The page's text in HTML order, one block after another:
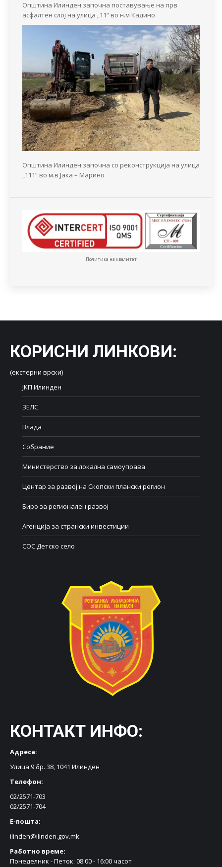
Општина Илинден започна поставување на прв
асфалтен слој на улица „11“ во н.м Кадино
Општина Илинден започна со реконструкција на улица
„111“ во м.в Јака – Марино
Политика на квалитет
КОРИСНИ ЛИНКОВИ:
(екстерни врски)
ЈКП Илинден
ЗЕЛС
Влада
Собрание
Министерство за локална самоуправа
Центар за развој на Скопски плански регион
Биро за регионален развој
Агенција за странски инвестиции
СОС Детско село
КОНТАКТ ИНФО:
Адреса:
Улица 9 бр. 38, 1041 Илинден
Телефон:
02/2571-703
02/2571-704
Е-пошта:
ilinden@ilinden.gov.mk
Работно време:
Понеделник - Петок: 08:00 - 16:00 часот